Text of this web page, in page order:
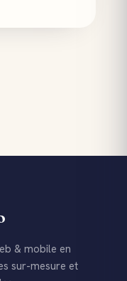
& mobile en
sur-mesure et